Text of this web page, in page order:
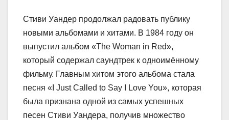
Стиви Уандер продолжал радовать публику
новыми альбомами и хитами. В 1984 году он
выпустил альбом «The Woman in Red»,
который содержал саундтрек к одноимённому
фильму. Главным хитом этого альбома стала
песня «I Just Called to Say I Love You», которая
была признана одной из самых успешных
песен Стиви Уандера, получив множество